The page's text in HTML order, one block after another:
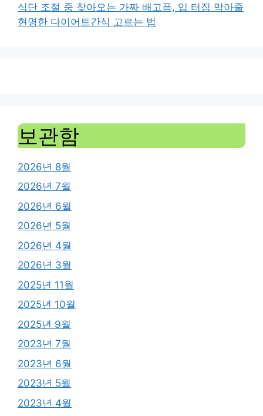
식단 조절 중 찾아오는 가짜 배고픔, 입 터짐 막아줄
현명한 다이어트간식 고르는 법
보관함
2026년 8월
2026년 7월
2026년 6월
2026년 5월
2026년 4월
2026년 3월
2025년 11월
2025년 10월
2025년 9월
2023년 7월
2023년 6월
2023년 5월
2023년 4월